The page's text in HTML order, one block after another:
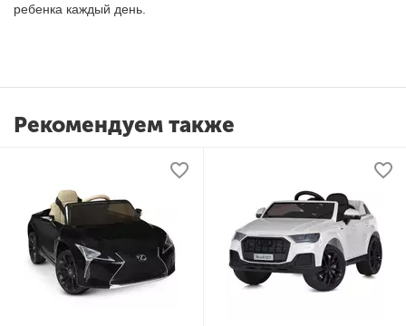
ребенка каждый день.
Рекомендуем также